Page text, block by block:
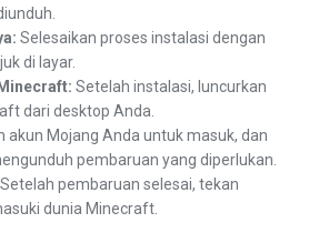
Selesaikan proses instalasi dengan
di layar.
Setelah instalasi, luncurkan
dari desktop Anda.
akun Mojang Anda untuk masuk, dan
pembaruan yang diperlukan.
Setelah pembaruan selesai, tekan
dunia Minecraft.